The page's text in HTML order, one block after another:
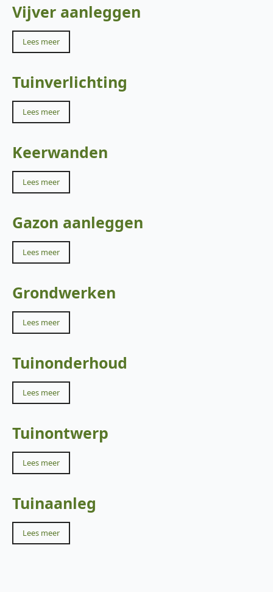
Vijver aanleggen
Lees meer
Tuinverlichting
Lees meer
Keerwanden
Lees meer
Gazon aanleggen
Lees meer
Grondwerken
Lees meer
Tuinonderhoud
Lees meer
Tuinontwerp
Lees meer
Tuinaanleg
Lees meer